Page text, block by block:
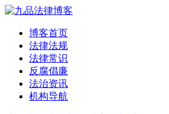
博客首页
法律法规
法律常识
反腐倡廉
法治资讯
机构导航